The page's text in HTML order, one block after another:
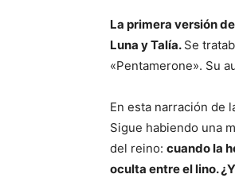
La primera versión
Luna y Talía. Se
«Pentamerone». Su
En esta narración de
Sigue habiendo una
del reino: cuando la
oculta entre el lino.